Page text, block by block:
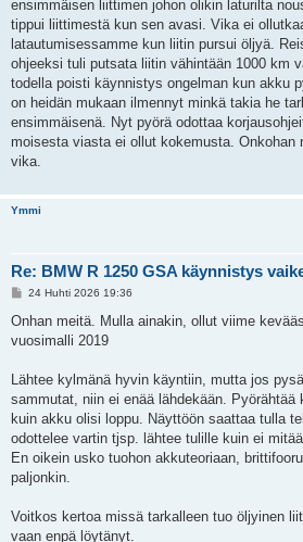
ensimmäisen liittimen johon olikin laturilta
tippui liittimestä kun sen avasi. Vika ei
latautumisessamme kun liitin pursui öljyä.
ohjeeksi tuli putsata liitin vähintään 1000 km
todella poisti käynnistys ongelman kun akku
on heidän mukaan ilmennyt minkä takia he
ensimmäisenä. Nyt pyörä odottaa
moisesta viasta ei ollut kokemusta. Onkohan
vika.
Ymmi
Re: BMW R 1250 GSA käynnistys
V
e
t
24 Huhti 2026 19:36
Onhan meitä. Mulla ainakin, ollut viime
vuosimalli 2019
Lähtee kylmänä hyvin käyntiin, mutta jos
sammutat, niin ei enää lähdekään. Pyörähtää
kuin akku olisi loppu. Näyttöön saattaa tulla
odottelee vartin tjsp. lähtee tulille kuin ei
En oikein usko tuohon akkuteoriaan,
paljonkin.
Voitkos kertoa missä tarkalleen tuo öljyinen
vaan enpä löytänyt.